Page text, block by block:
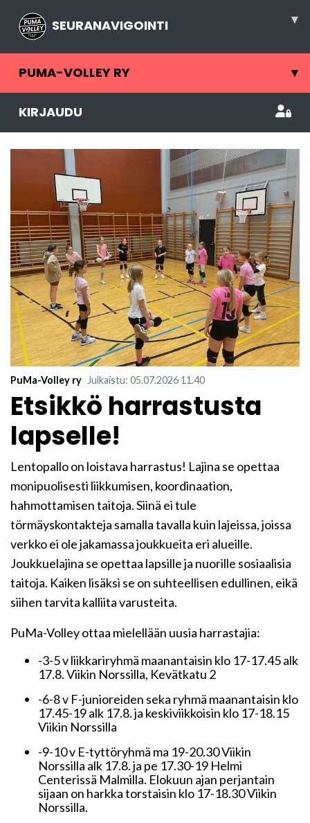
SEURANAVIGOINTI ▾
PUMA-VOLLEY RY ▾
KIRJAUDU
PuMa-Volley ry Julkaistu: 05.07.2026 11.40
Etsikkö harrastusta
lapselle!
Lentopallo on loistava harrastus! Lajina se opettaa
monipuolisesti liikkumisen, koordinaation,
hahmottamisen taitoja. Siinä ei tule
törmäyskontakteja samalla tavalla kuin lajeissa, joissa
verkko ei ole jakamassa joukkueita eri alueille.
Joukkuelajina se opettaa lapsille ja nuorille sosiaalisia
taitoja. Kaiken lisäksi se on suhteellisen edullinen, eikä
siihen tarvita kalliita varusteita.
PuMa-Volley ottaa mielellään uusia harrastajia:
-3-5 v liikkariryhmä maanantaisin klo 17-17.45 alk
17.8. Viikin Norssilla, Kevätkatu 2
-6-8 v F-junioreiden seka ryhmä maanantaisin klo
17.45-19 alk 17.8. ja keskiviikkoisin klo 17-18.15
Viikin Norssilla
-9-10 v E-tyttöryhmä ma 19-20.30 Viikin
Norssilla alk 17.8. ja pe 17.30-19 Helmi
Centerissä Malmilla. Elokuun ajan perjantain
sijaan on harkka torstaisin klo 17-18.30 Viikin
Norssilla.